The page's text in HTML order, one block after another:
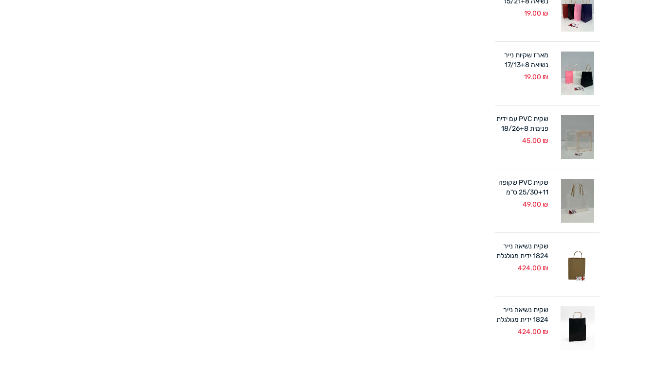
ס"מ ידית מגולגלת
19.00 ₪
מארז שקיות נייר
נשיאה 17/13+8
ס"מ ידית מגולגלת
19.00 ₪
שקית PVC עם ידית
פנימית 18/26+8
ס"מ (10 במארז)45.00 ₪
שקית PVC שקופה
25/30+11 ס"מ
49.00 ₪
שקית נשיאה נייר
1824 ידית מגולגלת
טבעי (300 יח')424.00 ₪
שקית נשיאה נייר
1824 ידית מגולגלת
שחור (300 יח')424.00 ₪